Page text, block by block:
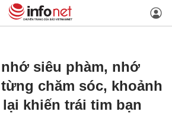
siêu phàm, nhớ
chăm sóc, khoảnh
khiến trái tim bạn